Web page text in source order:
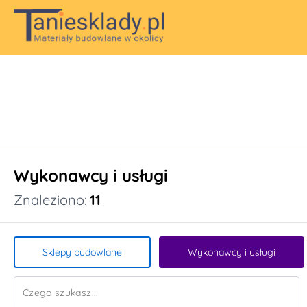
Wykonawcy i usługi
Znaleziono: 11
Sklepy budowlane Wykonawcy i usługi